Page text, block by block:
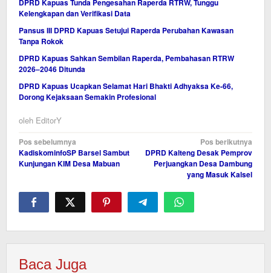
DPRD Kapuas Tunda Pengesahan Raperda RTRW, Tunggu
Kelengkapan dan Verifikasi Data
Pansus III DPRD Kapuas Setujui Raperda Perubahan Kawasan
Tanpa Rokok
DPRD Kapuas Sahkan Sembilan Raperda, Pembahasan RTRW
2026–2046 Ditunda
DPRD Kapuas Ucapkan Selamat Hari Bhakti Adhyaksa Ke-66,
Dorong Kejaksaan Semakin Profesional
oleh EditorY
Navigasi
pos
Pos sebelumnya
KadiskominfoSP Barsel Sambut
Kunjungan KIM Desa Mabuan
Pos berikutnya
DPRD Kalteng Desak Pemprov
Perjuangkan Desa Dambung
yang Masuk Kalsel
Baca Juga